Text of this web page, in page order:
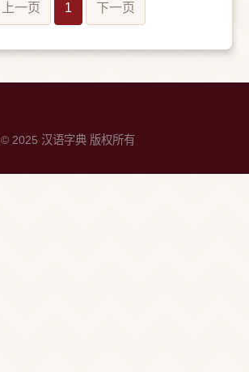
上一页 1 下一页
© 2025 汉语字典 版权所有